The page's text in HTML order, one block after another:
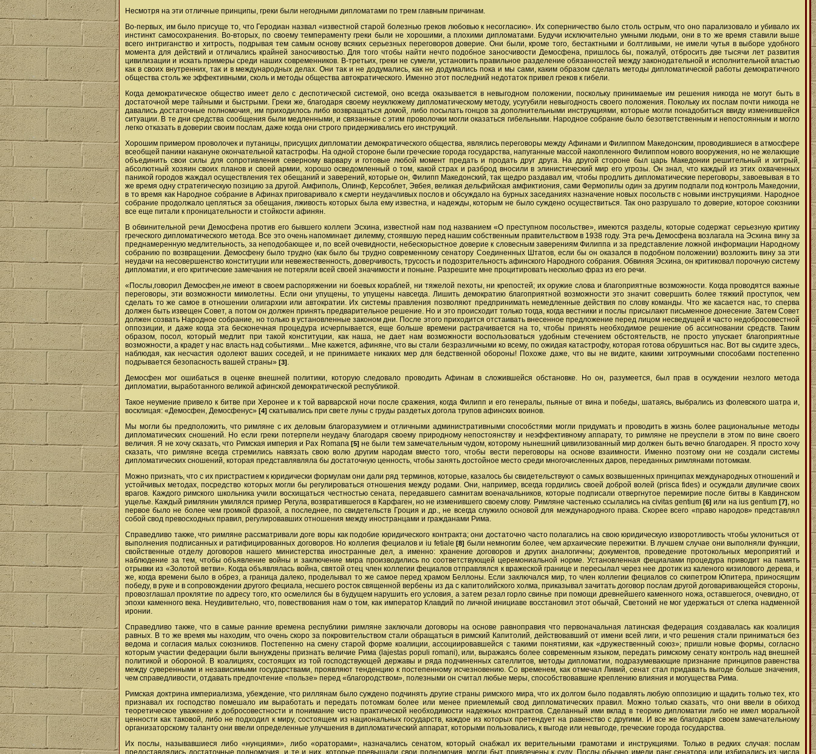
Несмотря на эти отличные принципы, греки были негодными дипломатами по трем главным причинам.
Во-первых, им было присуще то, что Геродиан назвал «известной старой болезнью греков любовью к несогласию». Их соперничество было столь острым, что оно парализовало и убивало их
инстинкт самосохранения. Во-вторых, по своему темпераменту греки были не хорошими, а плохими дипломатами. Будучи исключительно умными людьми, они в то же время ставили выше
всего интриганство и хитрость, подрывая тем самым основу всяких серьезных переговоров доверие. Они были, кроме того, бестактными и болтливыми, не имели чутья в выборе удобного
момента для действий и отличались крайней заносчивостью. Для того чтобы найти нечто подобное заносчивости Демосфена, пришлось бы, пожалуй, отбросить две тысячи лет развития
цивилизации и искать примеры среди наших современников. В-третьих, греки не сумели, установить правильное разделение обязанностей между законодательной и исполнительной властью
как в своих внутренних, так и в международных делах. Они так и не додумались, как не додумались пока и мы сами, каким образом сделать методы дипломатической работы демократичного
общества столь же эффективными, сколь и методы общества автократического. Именно этот последний недотаток привел греков к гибели.
Когда демократическое общество имеет дело с деспотической системой, оно всегда оказывается в невыгодном положении, поскольку принимаемые им решения никогда не могут быть в
достаточной мере тайными и быстрыми. Греки же, благодаря своему неуклюжему дипломатическому методу, усугубили невыгодность своего положения. Покольку их послам почти никогда не
давались достаточные полномочия, им приходилось либо возвращаться домой, либо посылать гонцов за дополнительными инструкциями, которые могли понадобиться ввиду изменившейся
ситуации. В те дни средства сообщения были медленными, и связанные с этим проволочки могли оказаться гибельными. Народное собрание было безответственным и непостоянным и могло
легко отказать в доверии своим послам, даже когда они строго придерживались его инструкций.
Хорошим примером проволочек и путаницы, присущих дипломатии демократического общества, являлись переговоры между Афинами и Филиппом Македонским, проводившиеся в атмосфере
всеобщей паники накануне окончательной катастрофы. На одной стороне были греческие города государства, напуганные массой накопленного Филиппом нового вооружения, но не желающие
объединить свои силы для сопротивления северному варвару и готовые любой момент предать и продать друг друга. На другой стороне был царь Македонии решительный и хитрый,
абсолютный хозяин своих планов и своей армии, хорошо осведомленный о том, какой страх и разброд вносили в элинистический мир его угрозы. Он знал, что каждый из этих охваченных
паникой городов жаждал осуществления тех обещаний и заверений, которые он, Филипп Македонский, так щедро раздавал им, чтобы продлить дипломатические переговоры, завоевывая в то
же время одну стратегическую позицию за другой. Амфиполь, Олинф, Керсоблет, Эвбея, великая дельфийская амфиктиония, сами Фермопилы один за другим подпали под контроль Македонии,
в то время как Народное собрание в Афинах приговаривало к смерти неудачливых послов и обсуждало на бурных заседаниях назначение новых посольств с новыми инструкциями. Народное
собрание продолжало цепляться за обещания, лживость которых была ему известна, и надежды, которым не было суждено осуществиться. Так оно разрушало то доверие, которое союзники
все еще питали к проницательности и стойкости афинян.
В обвинительной речи Демосфена против его бывшего коллеги Эсхина, известной нам под названием «О преступном посольстве», имеются разделы, которые содержат серьезную критику
греческого дипломатического метода. Все это очень напоминает дилемму, стоявшую перед нашим собственным правительством в 1938 году. Эта речь Демосфена возлагала на Эсхина вину за
преднамеренную медлительность, за неподобающее и, по всей очевидности, небескорыстное доверие к словесным заверениям Филиппа и за представление ложной информации Народному
собранию по возвращении. Демосфену было трудно (как было бы трудно современному сенатору Соединенных Штатов, если бы он оказался в подобном положении) возложить вину за эти
неудачи на несовершенство конституции или невежественность, доверчивость, трусость и подозрительность афинского Народного собрания. Обвиняя Эсхина, он критиковал порочную систему
дипломатии, и его критические замечания не потеряли всей своей значимости и поныне. Разрешите мне процитировать несколько фраз из его речи.
«Послы,говорил Демосфен,не имеют в своем распоряжении ни боевых кораблей, ни тяжелой пехоты, ни крепостей; их оружие слова и благоприятные возможности. Когда проводятся важные
переговоры, эти возможности мимолетны. Если они упущены, то упущены навсегда. Лишить демократию благоприятной возможности это значит совершить более тяжкий проступок, чем
сделать то же самое в отношении олигархии или автократии. Их системы правления позволяют предпринимать немедленные действия по слову команды. Что же касается нас, то сперва
должен быть извещен Совет, а потом он должен принять предварительное решение. Но и это происходит только тогда, когда вестники и послы присылают письменное донесение. Затем Совет
должен созвать Народное собрание, но только в установленные законом дни. После этого приходится отстаивать внесенное предложение перед лицом несведущей и часто недобросовестной
оппозиции, и даже когда эта бесконечная процедура исчерпывается, еще больше времени растрачивается на то, чтобы принять необходимое решение об ассигновании средств. Таким
образом, посол, который медлит при такой конституции, как наша, не дает нам возможности воспользоваться удобным стечением обстоятельств, не просто упускает благоприятные
возможности, а крадет у нас власть над событиями... Мне кажется, афиняне, что вы стали безразличными ко всему, по ожидая катастрофу, которая готова обрушиться нас. Вот вы сидите здесь,
наблюдая, как несчастия одолеют ваших соседей, и не принимаете никаких мер для бедственной обороны! Похоже даже, что вы не видите, какими хитроумными способами постепенно
подрывается безопасность вашей страны» [3].
Демосфен мог ошибаться в оценке внешней политики, которую следовало проводить Афинам в сложившейся обстановке. Но он, разумеется, был прав в осуждении незлого метода
дипломатии, выработанного великой афинской демократической республикой.
Такое неумение привело к битве при Херонее и к той варварской ночи после сражения, когда Филипп и его генералы, пьяные от вина и победы, шатаясь, выбрались из фолевского шатра и,
восклицая: «Демосфен, Демосфенус» [4] скатывались при свете луны с груды раздетых догола трупов афинских воинов.
Мы могли бы предположить, что римляне с их деловым благоразумием и отличными административными способстями могли придумать и проводить в жизнь более рациональные методы
дипломатических сношений. Но если греки потерпели неудачу благодаря своему природному непостоянству и неэффективному аппарату, то римляне не преуспели в этом по вине своего
величия. Я не хочу сказать, что Римская империя и Pax Romana [5] не были тем замечательным чудом, которому нынешний цивилизованный мир должен быть вечно благодарен. Я просто хочу
сказать, что римляне всегда стремились навязать свою волю другим народам вместо того, чтобы вести переговоры на основе взаимности. Именно поэтому они не создали системы
дипломатических сношений, которая представлявляла бы достаточную ценность, чтобы занять достойное место среди многочисленных даров, переданных римлянами потомкам.
Можно признать, что с их пристрастием к юридически формулам они дали ряд терминов, которые, казалось бы свидетельствуют о самых возвышенных принципах международных отношений и
устойчивых методах, посредство которых могли бы регулироваться отношения между родами. Они, например, всегда гордились своей доброй волей (prisca fides) и осуждали двуличие своих
врагов. Каждого римского школьника учили восхищаться честностью сената, передавшего самнитам военачальников, которые подписали отвергнутое перемирие после битвы в Кавдинском
ущелье. Каждый римлянин умилялся пример Регула, возвратившегося в Карфаген, но не изменившего своему слову. Римляне частенько ссылались на сivitas gentium[6] или на ius gentium [7], но
первое было не более чем громкой фразой, а последнее, по свидетельств Гроция и др., не всегда служило основой для международного права. Скорее всего «право народов» представлял
собой свод превосходных правил, регулировавших отношения между иностранцами и гражданами Рима.
Справедливо также, что римляне рассматривали доге воры как подобие юридического контракта; они достаточно часто полагались на свою юридическую изворотливость чтобы уклониться от
выполнения подписанных и ратифицированных договоров. Но коллегия фециалов и iu fetiale[8] были немногим более, чем архаические пережитки. В лучшем случае они выполняли функции,
свойственные отделу договоров нашего министерства иностранные дел, а именно: хранение договоров и других аналогичны; документов, проведение протокольных мероприятий и
наблюдение за тем, чтобы объявление войны и заключение миpa производились по соответствующей церемониальной норме. Установленная фециалами процедура приводит на память
отрывки из «Золотой ветви». Когда объявлялась война, святой отец член коллегии фециалов отправлялся к вражеской границе и пересылал через нее дротик из каленого кизилового дерева, и
же, когда времени было в обрез, а граница далеко, проделывал то же самое перед храмом Беллоны. Если заключался мир, то член коллегии фециалов со скипетром Юпитера, приносящим
победу, в руке и в сопровождении другого фециала, несшего росток священной вербены из да с капитолийского холма, приказывал зачитать договор послам другой договаривающейся стороны,
провозглашал проклятие по адресу того, кто осмелился бы в будущем нарушить его условия, а затем резал горло свинье при помощи древнейшего каменного ножа, оставшегося, очевидно, от
эпохи каменного века. Неудивительно, что, повествования нам о том, как император Клавдий по личной инициаве восстановил этот обычай, Светоний не мог удержаться от слегка надменной
иронии.
Справедливо также, что в самые ранние времена республики римляне заключали договоры на основе равноправия что первоначальная латинская федерация создавалась как коалиция
равных. В то же время мы находим, что очень скоро за покровительством стали обращаться в римский Капитолий, действовавший от имени всей лиги, и что решения стали приниматься без
ведома и согласия малых союзников. Постепенно на смену старой форме коалиции, ассоциировавшейся с такими понятиями, как «дружественный союз»; пришли новые формы, согласно
которым участии федерации были вынуждены признать величие Рима (lajestas populi romani), или, выражаясь более современным языком, передать римскому сенату контроль над внешней
политикой и обороной. В коалициях, состоящих из той господствующей державы и ряда подчиненных сателлитов, методы дипломатии, подразумевающие признание принципов равенства
между суверенными и независимыми государствами, проявляют тенденцию к постепенному исчезновению. Со временем, как отмечал Ливий, сенат стал придавать выгоде больше значения,
чем справедливости, отдавать предпочтение «пользе» перед «благородством», полезными он считал любые меры, способствовавшие креплению влияния и могущества Рима.
Римская доктрина империализма, убеждение, что риллянам было суждено подчинять другие страны римского мира, что их долгом было подавлять любую оппозицию и щадить только тех, кто
признавал их господство помешало им выработать и передать потомкам более или менее приемлемый свод дипломатических правил. Можно только сказать, что они ввели в обиход
теоретическое уважение к добросовестности и понимание чисто практической необходимости надежных контрактов. Сделанный ими вклад в теорию дипломатии либо не имел моральной
ценности как таковой, либо не подходил к миру, состоящем из национальных государств, каждое из которых претендует на равенство с другими. И все же благодаря своем замечательному
организаторскому таланту они ввели определенные улучшения в дипломатический аппарат, которыми пользовались, к выгоде или невыгоде, греческие города государства.
Их послы, называвшиеся либо «нунциями», либо «ораторами», назначались сенатом, который снабжал их верительными грамотами и инструкциями. Только в редких случая: послам
предоставлялись достаточные полномочия, и те и них, которые превышали свои полномочия, могли быт привлечены к суду. Послы обычно имели ранг сенатора или избирались из числа